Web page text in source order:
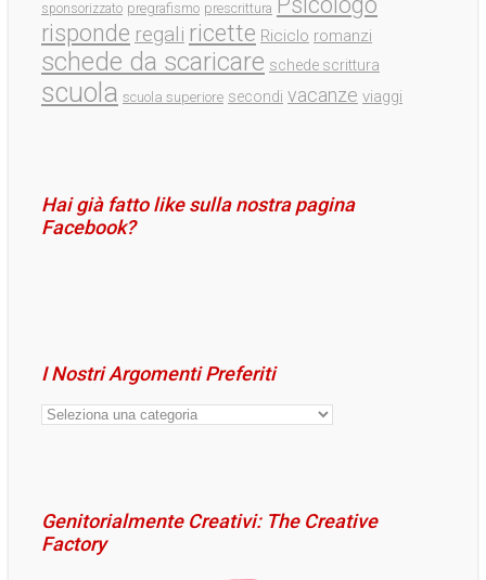
sponsorizzato pregrafismo prescrittura
risponde regali ricette Riciclo romanzi
schede da scaricare schede scrittura
scuola scuola superiore secondi vacanze viaggi
Hai già fatto like sulla nostra pagina
Facebook?
I Nostri Argomenti Preferiti
Genitorialmente Creativi: The Creative
Factory